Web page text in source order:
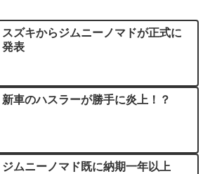
スズキからジムニーノマドが正式に
発表
新車のハスラーが勝手に炎上！？
ジムニーノマド既に納期一年以上